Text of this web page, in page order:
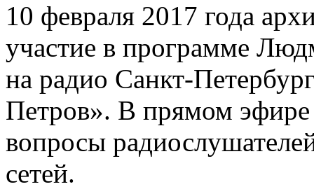
10 февраля 2017 года
участие в программе
на радио Санкт-
Петров». В прямом эфире
вопросы
сетей.